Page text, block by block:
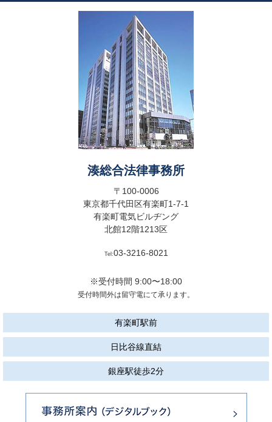
湊総合法律事務所
〒100-0006
東京都千代田区有楽町1-7-1
有楽町電気ビルヂング
北館12階1213区
Tel:03-3216-8021
※受付時間 9:00〜18:00
受付時間外は留守電にて承ります。
有楽町駅前
日比谷線直結
銀座駅徒歩2分